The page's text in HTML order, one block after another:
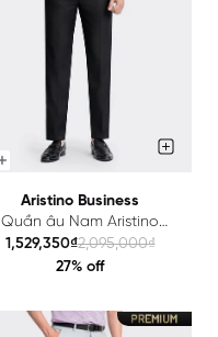
Aristino Business
Quần âu Nam Aristino
Business Wool 1TR0150Z
1,529,350₫2,095,000₫
27% off